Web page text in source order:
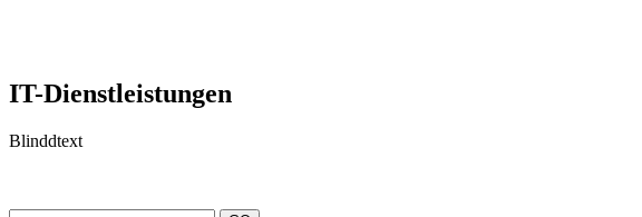
IT-Dienstleistungen
Blinddtext